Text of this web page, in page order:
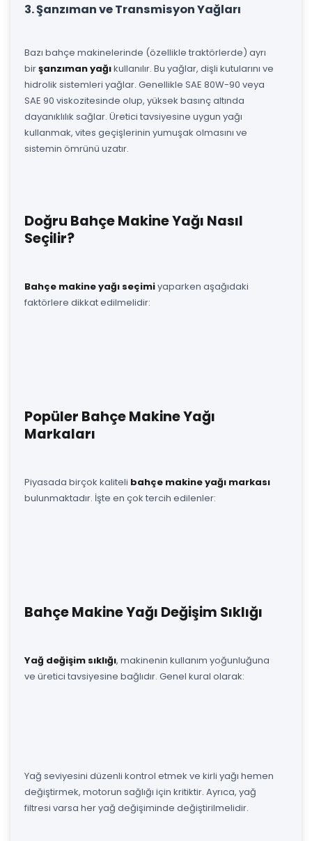
3. Şanzıman ve Transmisyon Yağları
Bazı bahçe makinelerinde (özellikle traktörlerde) ayrı
birşanzıman yağıkullanılır. Bu yağlar, dişli kutularını ve
hidrolik sistemleri yağlar. Genellikle SAE 80W-90 veya
SAE 90 viskozitesinde olup, yüksek basınç altında
dayanıklılık sağlar. Üretici tavsiyesine uygun yağı
kullanmak, vites geçişlerinin yumuşak olmasını ve
sistemin ömrünü uzatır.
Doğru Bahçe Makine Yağı Nasıl
Seçilir?
Bahçe makine yağı seçimiyaparken aşağıdaki
faktörlere dikkat edilmelidir:
Popüler Bahçe Makine Yağı
Markaları
Piyasada birçok kaliteli bahçe makine yağı markası
bulunmaktadır. İşte en çok tercih edilenler:
Bahçe Makine Yağı Değişim Sıklığı
Yağ değişim sıklığı, makinenin kullanım yoğunluğuna
ve üretici tavsiyesine bağlıdır. Genel kural olarak:
Yağ seviyesini düzenli kontrol etmek ve kirli yağı hemen
değiştirmek, motorun sağlığı için kritiktir. Ayrıca, yağ
filtresi varsa her yağ değişiminde değiştirilmelidir.